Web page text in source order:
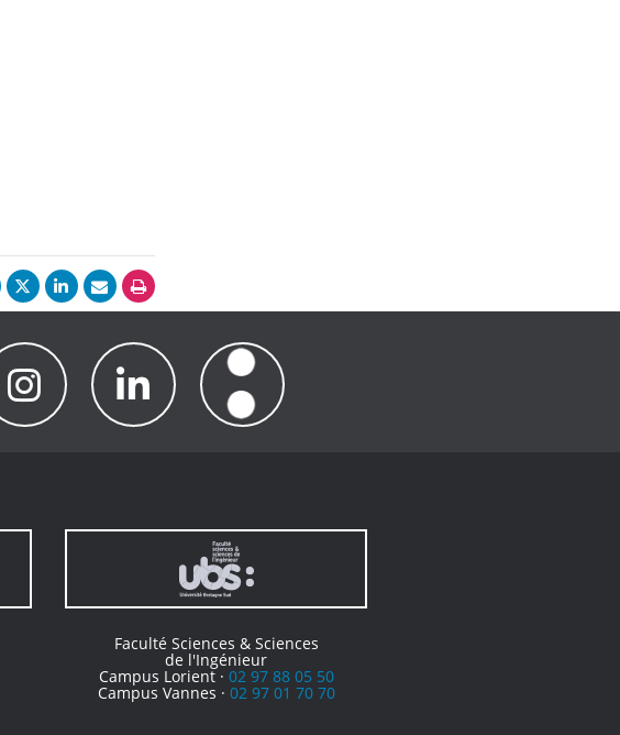
Faculté Sciences & Sciences
de l'Ingénieur
Campus Lorient · 02 97 88 05 50
Campus Vannes · 02 97 01 70 70